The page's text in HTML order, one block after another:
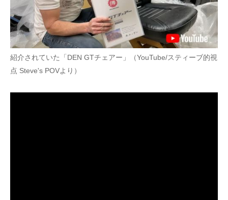
経営リーダーのコミュニティ
マーケ×ITの今がよく分かる
ITエンジニア向け専門サイト
企業向けIT製品の総合サイト
IT製品の技術・比較・事例
紹介されていた「DEN GTチェアー」（YouTube/スティーブ的視
点 Steve's POVより）